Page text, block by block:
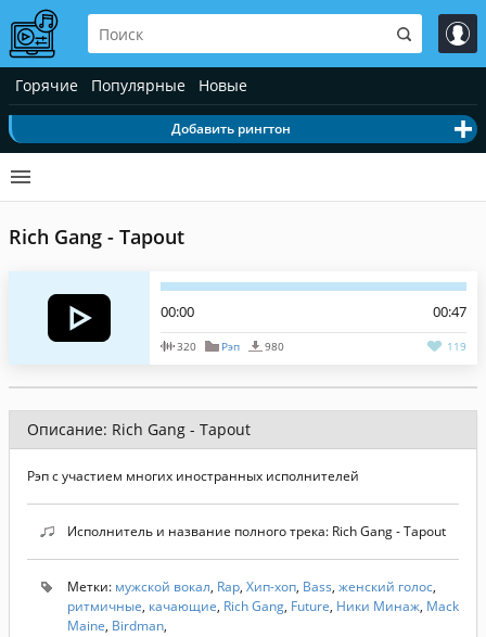
Горячие Популярные Новые
Добавить рингтон
Rich Gang - Tapout
00:00 00:47
320 Рэп 980 119
Описание: Rich Gang - Tapout
Рэп с участием многих иностранных исполнителей
Исполнитель и название полного трека: Rich Gang - Tapout
Метки: мужской вокал, Rap, Хип-хоп, Bass, женский голос,
ритмичные, качающие, Rich Gang, Future, Ники Минаж, Mack
Maine, Birdman,